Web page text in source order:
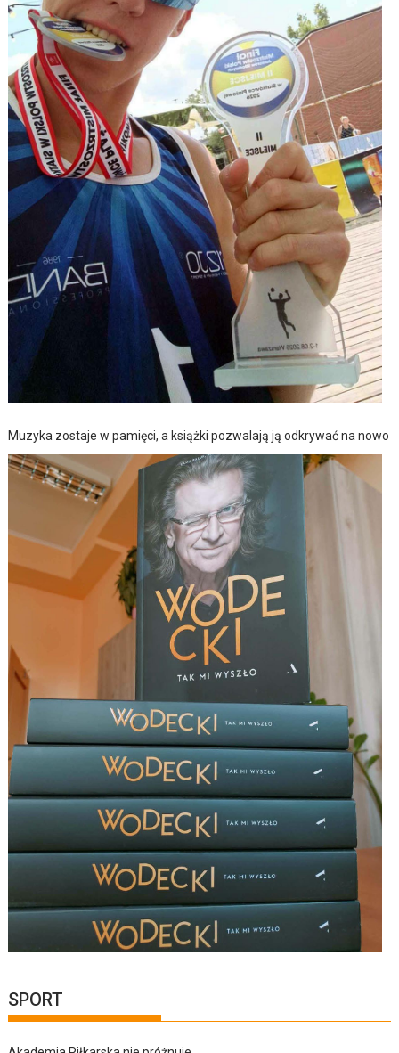
Muzyka zostaje w pamięci, a książki pozwalają ją odkrywać na nowo
SPORT